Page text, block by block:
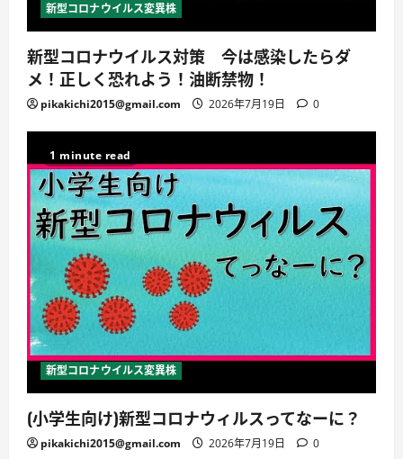
新型コロナウイルス変異株
新型コロナウイルス対策 今は感染したらダ
メ！正しく恐れよう！油断禁物！
pikakichi2015@gmail.com 2026年7月19日 0
1 minute read
新型コロナウイルス変異株
(小学生向け)新型コロナウィルスってなーに？
pikakichi2015@gmail.com 2026年7月19日 0